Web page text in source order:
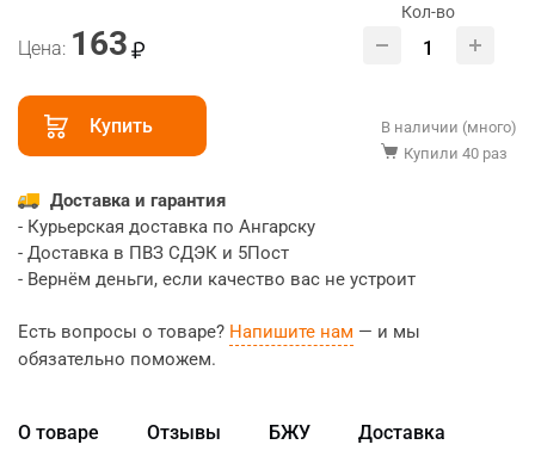
Цена: 163
Кол-во
Купить
В наличии (много)
Купили 40 раз
Доставка и гарантия
- Курьерская доставка по Ангарску
- Доставка в ПВЗ СДЭК и 5Пост
- Вернём деньги, если качество вас не устроит
Есть вопросы о товаре? Напишите нам — и мы
обязательно поможем.
О товаре Отзывы БЖУ Доставка